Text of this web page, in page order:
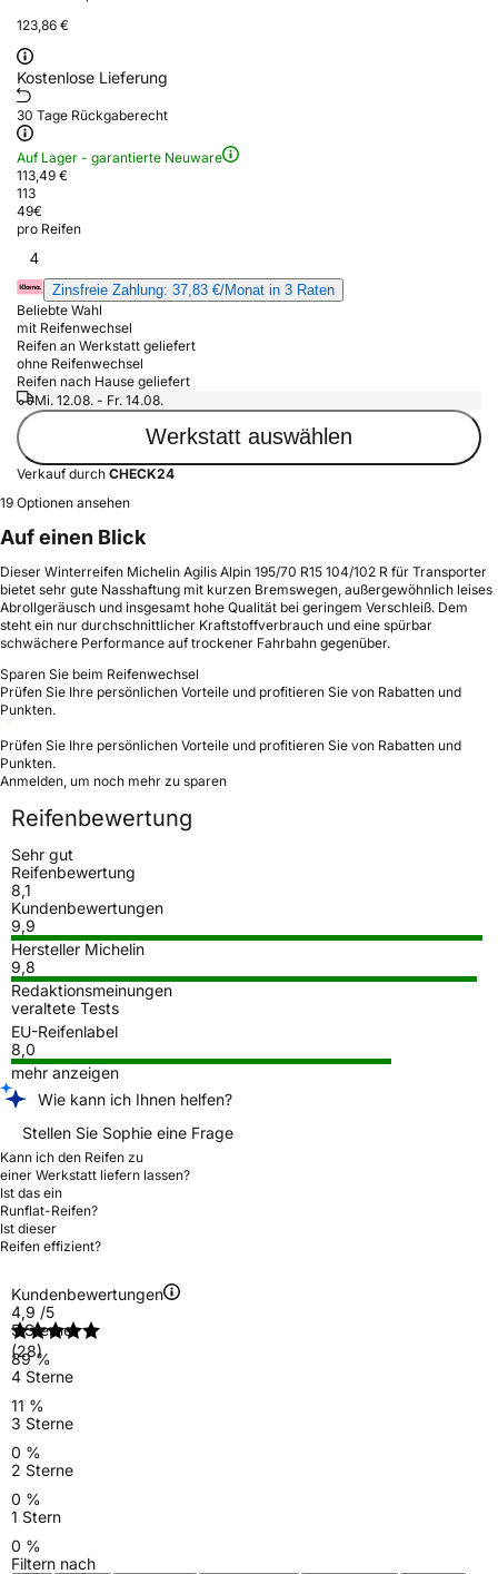
123,86 €
Kostenlose Lieferung
30 Tage Rückgaberecht
Auf Lager - garantierte Neuware
113,49 €
113
49€
pro Reifen
4
Zinsfreie Zahlung: 37,83 €/Monat in 3 Raten
Beliebte Wahl
mit Reifenwechsel
Reifen an Werkstatt geliefert
ohne Reifenwechsel
Reifen nach Hause geliefert
Mi. 12.08. - Fr. 14.08.
Werkstatt auswählen
Verkauf durch CHECK24
19 Optionen ansehen
Auf einen Blick
Dieser Winterreifen Michelin Agilis Alpin 195/70 R15 104/102 R für Transporter
bietet sehr gute Nasshaftung mit kurzen Bremswegen, außergewöhnlich leises
Abrollgeräusch und insgesamt hohe Qualität bei geringem Verschleiß. Dem
steht ein nur durchschnittlicher Kraftstoffverbrauch und eine spürbar
schwächere Performance auf trockener Fahrbahn gegenüber.
Sparen Sie beim Reifenwechsel
Prüfen Sie Ihre persönlichen Vorteile und profitieren Sie von Rabatten und
Punkten.
Prüfen Sie Ihre persönlichen Vorteile und profitieren Sie von Rabatten und
Punkten.
Anmelden, um noch mehr zu sparen
Reifenbewertung
Sehr gut
Reifenbewertung
8,1
Kundenbewertungen
9,9
Hersteller Michelin
9,8
Redaktionsmeinungen
veraltete Tests
EU-Reifenlabel
8,0
mehr anzeigen
Wie kann ich Ihnen helfen?
Stellen Sie Sophie eine Frage
Kann ich den Reifen zu
einer Werkstatt liefern lassen?
Ist das ein
Runflat-Reifen?
Ist dieser
Reifen effizient?
Kundenbewertungen
4,9 /5
(28)
5 Sterne
89 %
4 Sterne
11 %
3 Sterne
0 %
2 Sterne
0 %
1 Stern
0 %
Filtern nach